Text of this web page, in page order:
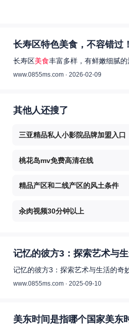
长寿区特色美食，不容错过
长寿区美食丰富多样，有鲜嫩细腻
www.0855ms.com · 2026-02-09
其他人还搜了
三亚精品私人小影院品牌加盟入口
桃花岛mv免费高清在线
精品产区和二线产区的风土条件
汆肉视频30分钟以上
记忆的彼方3：探索艺术与
记忆的彼方3：探索艺术与生活的奇
www.0855ms.com · 2025-09-10
美东时间是指哪个国家美东